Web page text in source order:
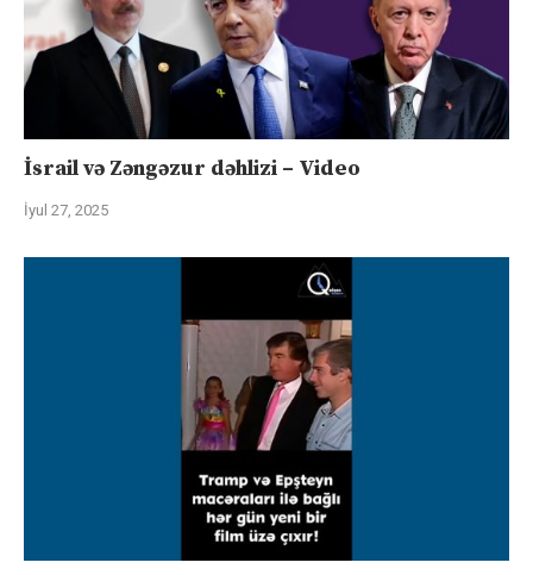
İsrail və Zəngəzur dəhlizi – Video
İyul 27, 2025